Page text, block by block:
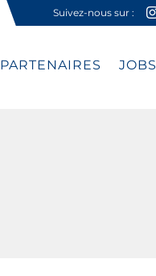
Suivez-nous sur :
PARTENAIRES JOBS